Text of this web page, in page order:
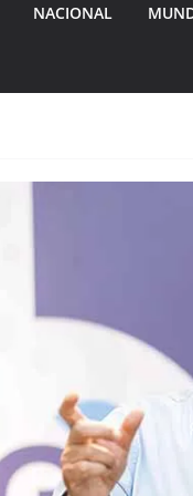
NACIONAL